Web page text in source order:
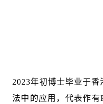
2023年初博士毕业于
法中的应用，代表作有